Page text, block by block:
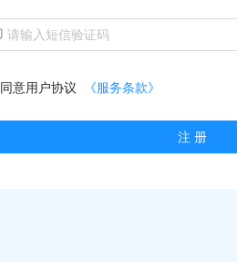
同意用户协议 《服务条款》
注 册